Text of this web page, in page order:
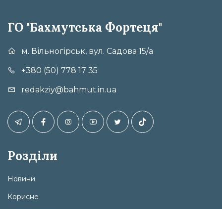
ГО "Бахмутська Фортеця"
м. Вільногірськ, вул. Садова 15/а
+380 (50) 778 17 35
redakziy@bahmut.in.ua
Розділи
Новини
Корисне